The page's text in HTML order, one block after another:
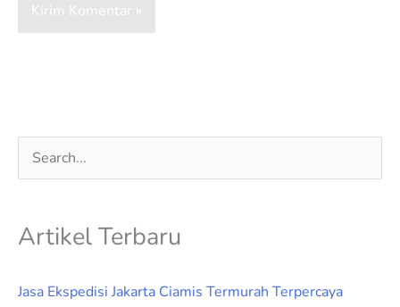
Cari
untuk:
Artikel Terbaru
Jasa Ekspedisi Jakarta Ciamis Termurah Terpercaya